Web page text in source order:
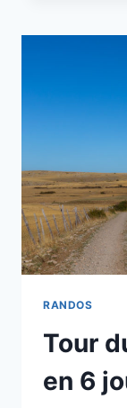
RANDOS
Tour
en 6